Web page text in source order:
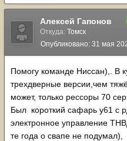
Алексей Гапонов
Откуда: Томск
Опубликовано: 31 мая
Помогу команде Ниссан),. В
трехдверные версии,чем
может, только рессоры 70
Был короткий сафарь у61 с
электронное управление
те года о свапе не